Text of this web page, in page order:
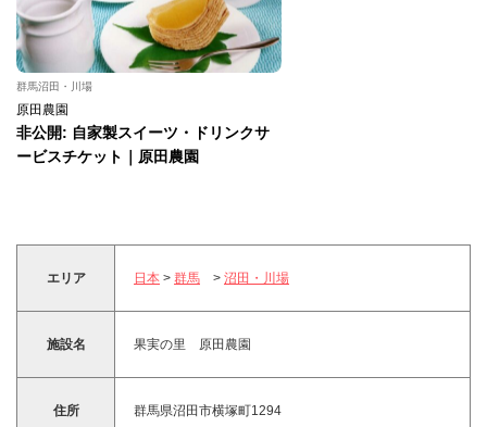
群馬沼田・川場
原田農園
非公開: 自家製スイーツ・ドリンクサ
ービスチケット｜原田農園
エリア 日本 > 群馬 > 沼田・川場
施設名 果実の里 原田農園
住所 群馬県沼田市横塚町1294